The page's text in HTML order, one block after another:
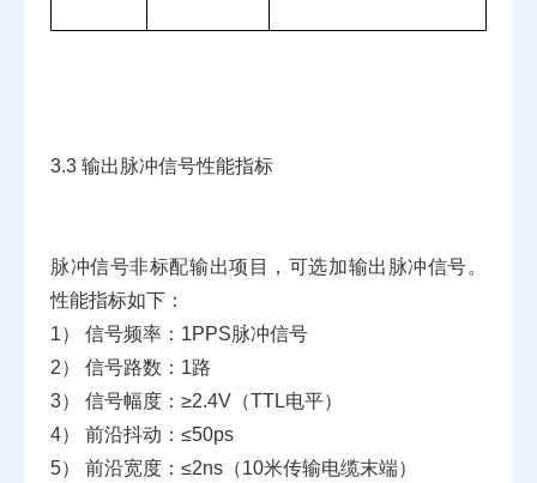
3.3 输出脉冲信号性能指标
脉冲信号非标配输出项目，可选加输出脉冲信号。
性能指标如下：
1）
信号频率：1PPS脉冲信号
2）
信号路数：1路
3）
信号幅度：≥2.4V（TTL电平）
4）
前沿抖动：≤50ps
5）
前沿宽度：≤2ns（10米传输电缆末端）